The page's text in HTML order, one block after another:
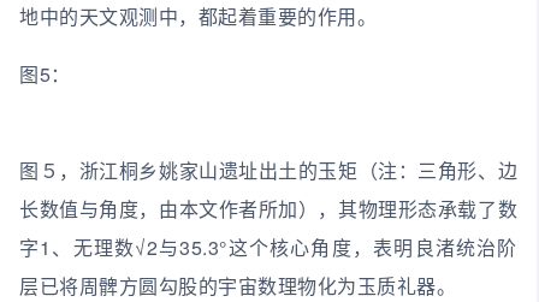
地中的天文观测中，都起着重要的作用。
图5：
图５，浙江桐乡姚家山遗址出土的玉矩（注：三角形、边
长数值与角度，由本文作者所加），其物理形态承载了数
字1、无理数√2与35.3°这个核心角度，表明良渚统治阶
层已将周髀方圆勾股的宇宙数理物化为玉质礼器。